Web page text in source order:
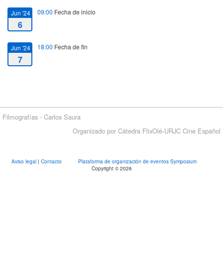
Jun '24
6
09:00 Fecha de inicio
Jun '24
7
18:00 Fecha de fin
Filmografías - Carlos Saura
Organizado por Cátedra FlixOlé-URJC Cine Español
Aviso legal | Contacto
Plataforma de organización de eventos Symposium
Copyright © 2026